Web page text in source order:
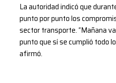
La autoridad indicó que
punto por punto los
sector transporte. “Mañana
punto que sí se cumplió todo
afirmó.